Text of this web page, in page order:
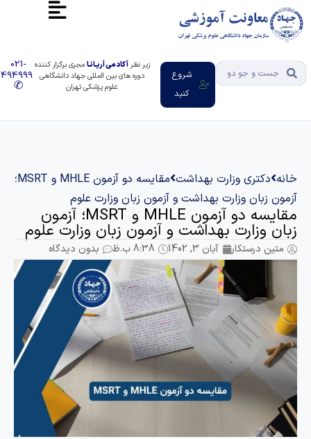
شروع
زیر نظرآکادمی آریـانـامجری برگزار کننده
دوره های بین المللی جهاد دانشگاهی
علوم پزشکی تهران
021-
91494999
دکتری وزارت بهداشت
مقایسه دو آزمون MHLE و MSRT؛
زبان وزارت بهداشت و آزمون زبان وزارت علوم
مقایسه دو آزمون MHLE و MSRT؛ آزمون
وزارت بهداشت و آزمون زبان وزارت علوم
درستکار آبان 3, 1402 8:38 ب.ظ بدون دیدگاه